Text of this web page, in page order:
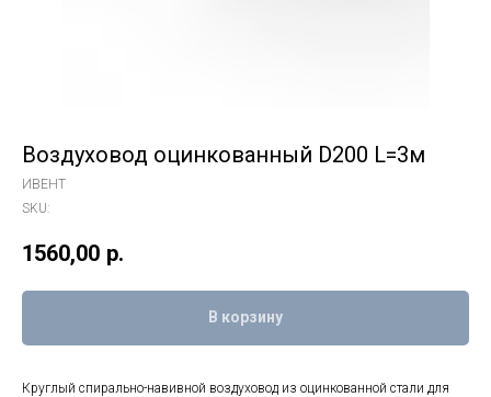
Воздуховод оцинкованный D200 L=3м
ИВЕНТ
SKU:
1560,00 р.
В корзину
Круглый спирально-навивной воздуховод из оцинкованной стали для